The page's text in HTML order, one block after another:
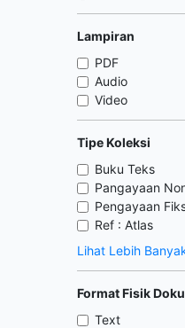
Lampiran
PDF
Audio
Video
Tipe Koleksi
Buku Teks
Pangayaan
Pengayaan
Ref : Atlas
Lihat Lebih
Format Fisik
Text